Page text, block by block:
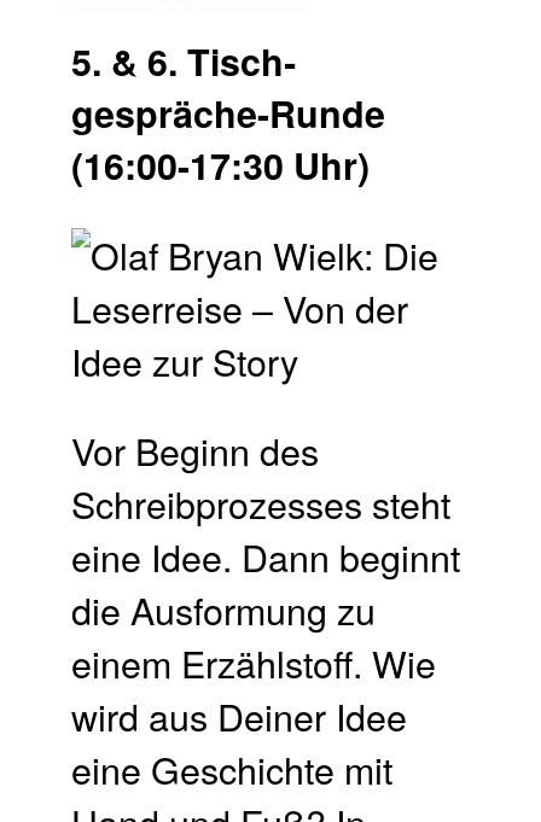
5. & 6. Tisch­
gespräche-Runde
(16:00-17:30 Uhr)
Vor Beginn des
Schreibprozesses steht
eine Idee. Dann beginnt
die Ausformung zu
einem Erzählstoff. Wie
wird aus Deiner Idee
eine Geschichte mit